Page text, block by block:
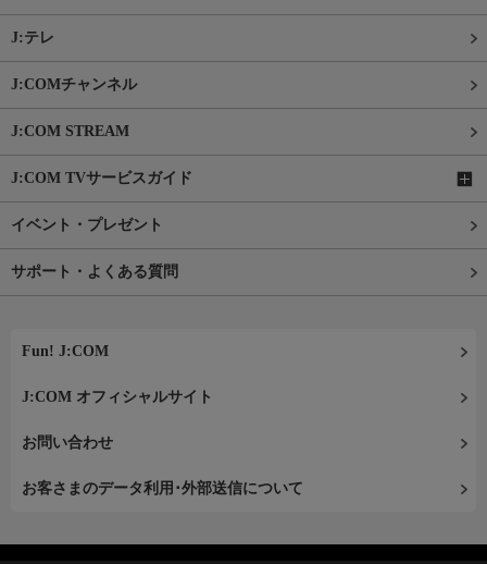
J:テレ
J:COMチャンネル
J:COM STREAM
J:COM TVサービスガイド
イベント・プレゼント
サポート・よくある質問
Fun! J:COM
J:COM オフィシャルサイト
お問い合わせ
お客さまのデータ利用･外部送信について